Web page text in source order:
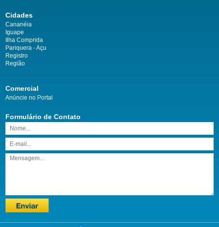
Cidades
Cananéia
Iguape
Ilha Comprida
Pariquera - Açu
Registro
Região
Comercial
Anúncie no Portal
Formulário de Contato